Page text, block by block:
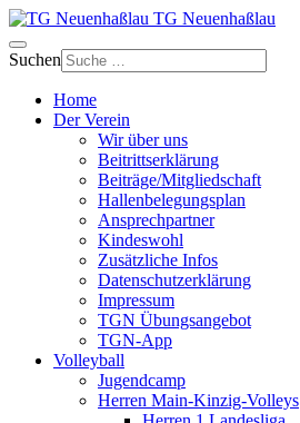
TG Neuenhaßlau
Suchen
Home
Der Verein
Wir über uns
Beitrittserklärung
Beiträge/Mitgliedschaft
Hallenbelegungsplan
Ansprechpartner
Kindeswohl
Zusätzliche Infos
Datenschutzerklärung
Impressum
TGN Übungsangebot
TGN-App
Volleyball
Jugendcamp
Herren Main-Kinzig-Volleys